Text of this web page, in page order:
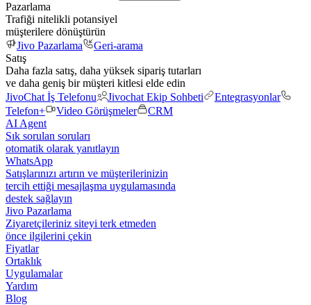
Pazarlama
Trafiği nitelikli potansiyel
müşterilere dönüştürün
Jivo Pazarlama
Geri-arama
Satış
Daha fazla satış, daha yüksek sipariş tutarları
ve daha geniş bir müşteri kitlesi elde edin
JivoChat İş Telefonu
Jivochat Ekip Sohbeti
Entegrasyonlar
Telefon+
Video Görüşmeler
CRM
AI Agent
Sık sorulan soruları
otomatik olarak yanıtlayın
WhatsApp
Satışlarınızı artırın ve müşterilerinizin
tercih ettiği mesajlaşma uygulamasında
destek sağlayın
Jivo Pazarlama
Ziyaretçileriniz siteyi terk etmeden
önce ilgilerini çekin
Fiyatlar
Ortaklık
Uygulamalar
Yardım
Blog